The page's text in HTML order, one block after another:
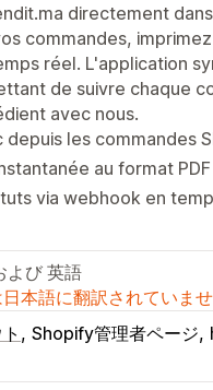
directement
commandes,
réel. L'application
de suivre chaque
avec nous.
depuis les commandes
au format PDF
via webhook en
よび 英語
本語に翻訳されていま
Shopify管理者ページ